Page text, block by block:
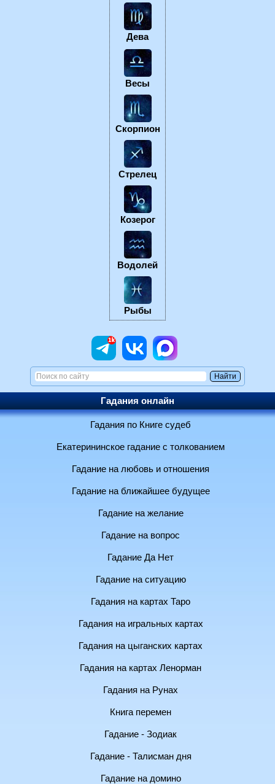
Дева
Весы
Скорпион
Стрелец
Козерог
Водолей
Рыбы
Гадания онлайн
Гадания по Книге судеб
Екатерининское гадание с толкованием
Гадание на любовь и отношения
Гадание на ближайшее будущее
Гадание на желание
Гадание на вопрос
Гадание Да Нет
Гадание на ситуацию
Гадания на картах Таро
Гадания на игральных картах
Гадания на цыганских картах
Гадания на картах Ленорман
Гадания на Рунах
Книга перемен
Гадание - Зодиак
Гадание - Талисман дня
Гадание на домино